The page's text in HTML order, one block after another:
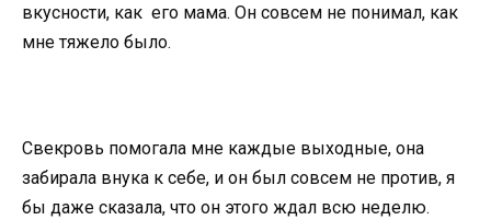
вкусности, как его мама. Он совсем не понимал, как
мне тяжело было.
Свекровь помогала мне каждые выходные, она
забирала внука к себе, и он был совсем не против, я
бы даже сказала, что он этого ждал всю неделю.